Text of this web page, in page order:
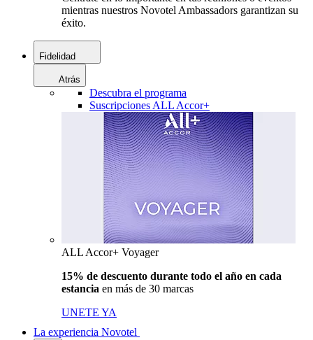
mientras nuestros Novotel Ambassadors garantizan su
éxito.
Fidelidad
Atrás
Descubra el programa
Suscripciones ALL Accor+
ALL Accor+ Voyager
15% de descuento durante todo el año en cada
estancia en más de 30 marcas
UNETE YA
La experiencia Novotel